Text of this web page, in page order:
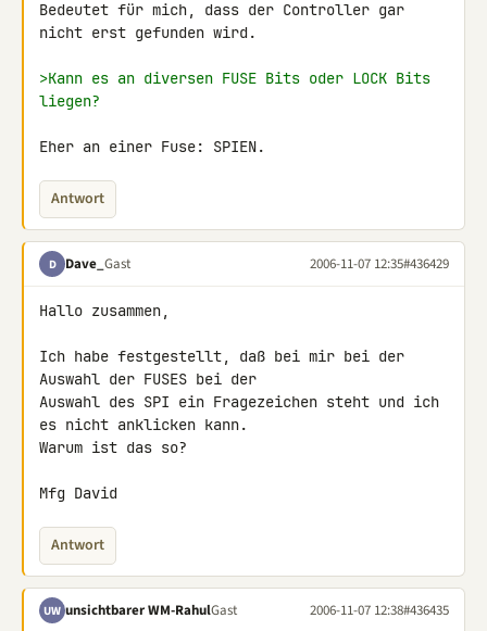
Bedeutet für mich, dass der Controller gar
nicht erst gefunden wird.
>Kann es an diversen FUSE Bits oder LOCK Bits
liegen?
Eher an einer Fuse: SPIEN.
Antwort
D Dave_ Gast 2006-11-07 12:35#436429
Hallo zusammen,
Ich habe festgestellt, daß bei mir bei der
Auswahl der FUSES bei der
Auswahl des SPI ein Fragezeichen steht und ich
es nicht anklicken kann.
Warum ist das so?
Antwort
UW unsichtbarer WM-RahulGast 2006-11-07 12:38#436435